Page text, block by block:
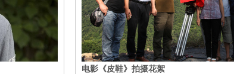
电影《皮鞋》拍摄花絮